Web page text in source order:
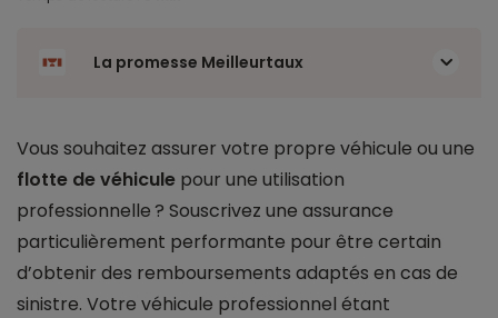
La promesse Meilleurtaux
Vous souhaitez assurer votre propre véhicule ou une
flotte de véhicule pour une utilisation
professionnelle ? Souscrivez une assurance
particulièrement performante pour être certain
d’obtenir des remboursements adaptés en cas de
sinistre. Votre véhicule professionnel étant